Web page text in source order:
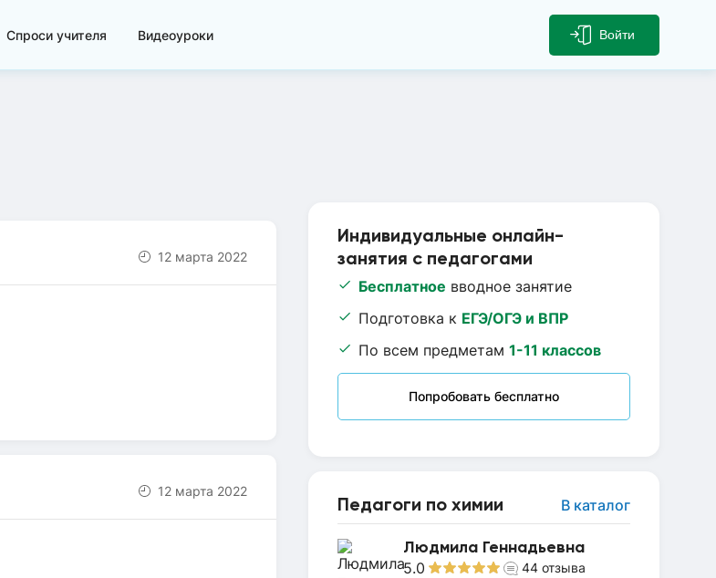
Спроси учителя Видеоуроки Войти
Индивидуальные онлайн-
занятия с педагогами
Бесплатное вводное занятие
Подготовка к ЕГЭ/ОГЭ и ВПР
По всем предметам 1-11 классов
Попробовать бесплатно
Педагоги по химии В каталог
Людмила Геннадьевна
5.0 44 отзыва
12 марта 2022
12 марта 2022